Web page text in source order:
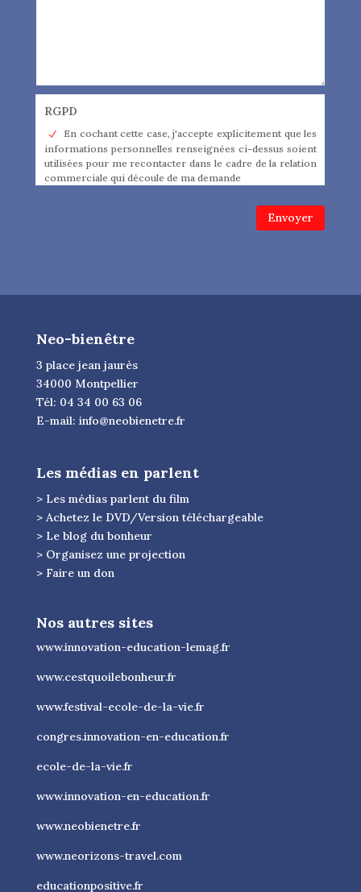
RGPD
En cochant cette case, j'accepte explicitement que les
informations personnelles renseignées ci-dessus soient
utilisées pour me recontacter dans le cadre de la relation
commerciale qui découle de ma demande
Envoyer
Neo-bienêtre
3 place jean jaurès
34000 Montpellier
Tél: 04 34 00 63 06
E-mail: info@neobienetre.fr
Les médias en parlent
> Les médias parlent du film
> Achetez le DVD/Version téléchargeable
> Le blog du bonheur
> Organisez une projection
> Faire un don
Nos autres sites
www.innovation-education-lemag.fr
www.cestquoilebonheur.fr
www.festival-ecole-de-la-vie.fr
congres.innovation-en-education.fr
ecole-de-la-vie.fr
www.innovation-en-education.fr
www.neobienetre.fr
www.neorizons-travel.com
educationpositive.fr